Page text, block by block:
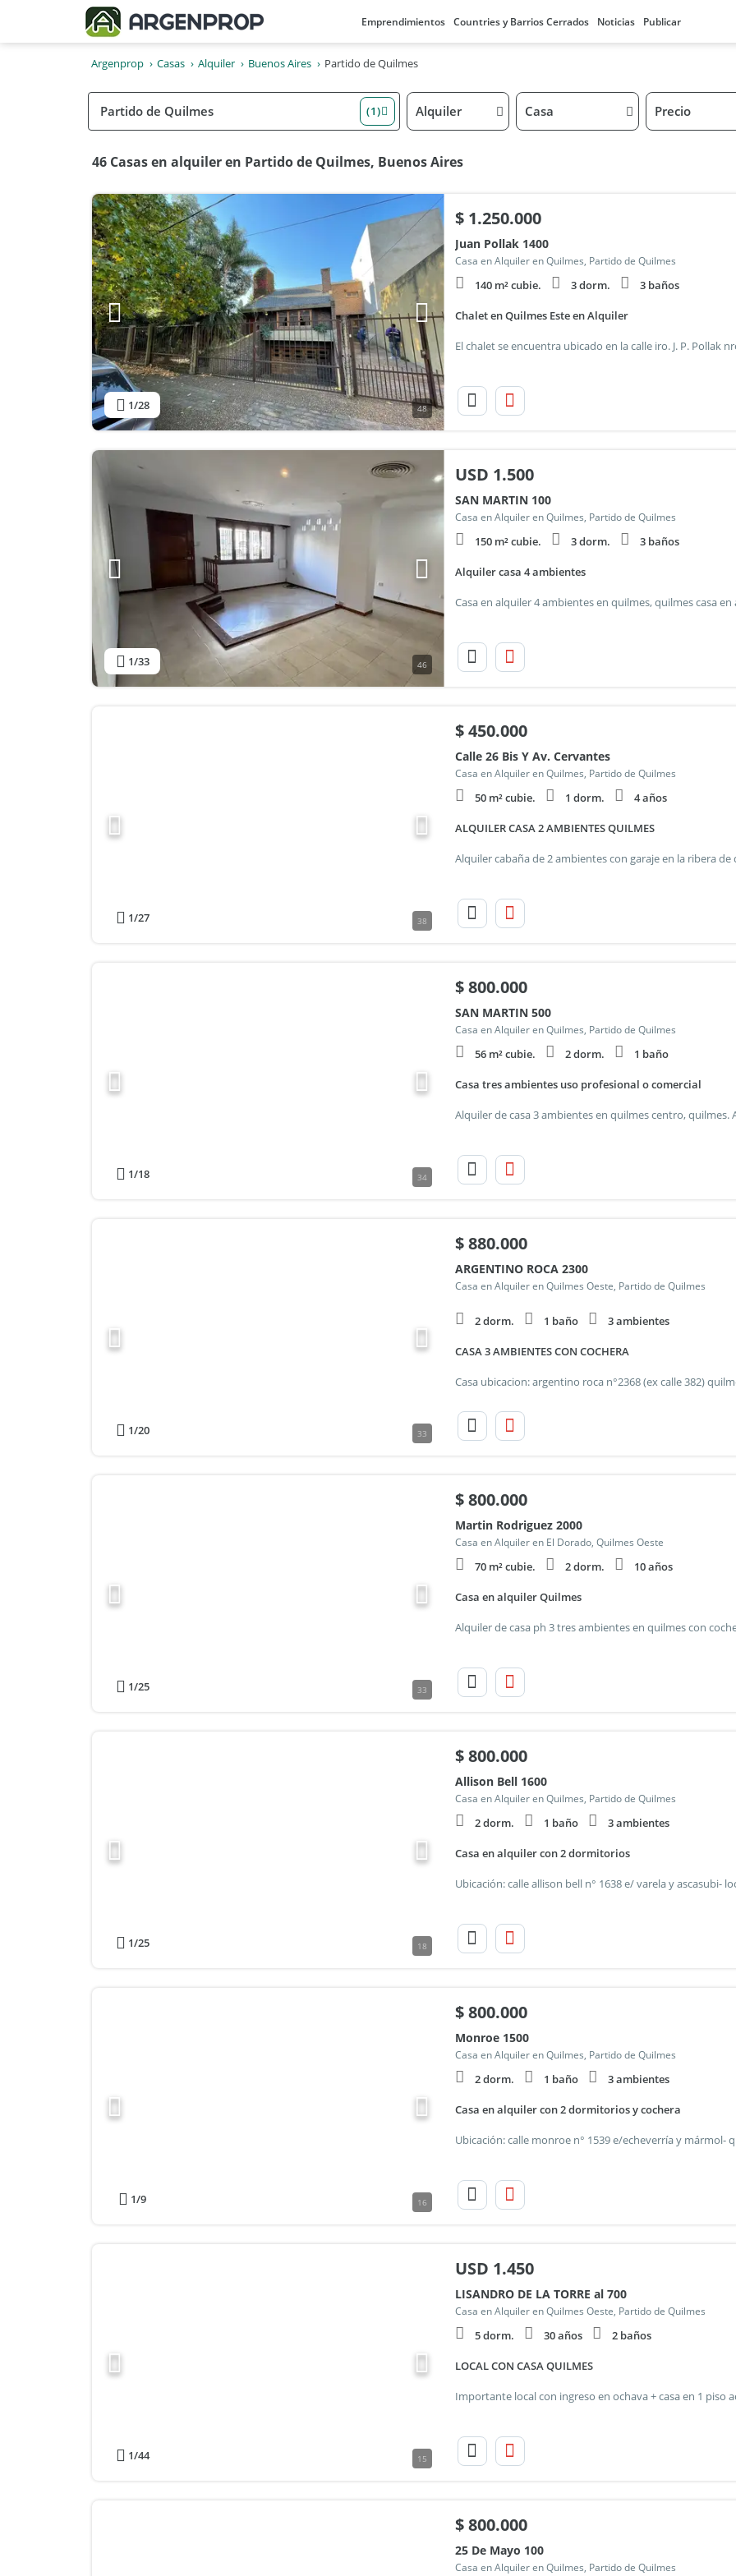
Emprendimientos Countries y Barrios Cerrados Noticias Publicar
Argenprop Casas Alquiler Buenos Aires Partido de Quilmes
(1) Alquiler Casa Precio
46 Casas en alquiler en Partido de Quilmes, Buenos Aires
1/28 48
$1.250.000
Juan Pollak 1400
Casa en Alquiler en Quilmes, Partido de Quilmes
140 m² cubie. 3 dorm. 3 baños
Chalet en Quilmes Este en Alquiler
1/33 46
USD 1.500
SAN MARTIN 100
Casa en Alquiler en Quilmes, Partido de Quilmes
150 m² cubie. 3 dorm. 3 baños
Alquiler casa 4 ambientes
1/27 38
$450.000
Calle 26 Bis Y Av. Cervantes
Casa en Alquiler en Quilmes, Partido de Quilmes
50 m² cubie. 1 dorm. 4 años
ALQUILER CASA 2 AMBIENTES QUILMES
1/18 34
$800.000
SAN MARTIN 500
Casa en Alquiler en Quilmes, Partido de Quilmes
56 m² cubie. 2 dorm. 1 baño
Casa tres ambientes uso profesional o comercial
1/20 33
$880.000
ARGENTINO ROCA 2300
Casa en Alquiler en Quilmes Oeste, Partido de Quilmes
2 dorm. 1 baño 3 ambientes
CASA 3 AMBIENTES CON COCHERA
1/25 33
$800.000
Martin Rodriguez 2000
Casa en Alquiler en El Dorado, Quilmes Oeste
70 m² cubie. 2 dorm. 10 años
Casa en alquiler Quilmes
1/25 18
$800.000
Allison Bell 1600
Casa en Alquiler en Quilmes, Partido de Quilmes
2 dorm. 1 baño 3 ambientes
Casa en alquiler con 2 dormitorios
1/9 16
$800.000
Monroe 1500
Casa en Alquiler en Quilmes, Partido de Quilmes
2 dorm. 1 baño 3 ambientes
Casa en alquiler con 2 dormitorios y cochera
1/44 15
USD 1.450
LISANDRO DE LA TORRE al 700
Casa en Alquiler en Quilmes Oeste, Partido de Quilmes
5 dorm. 30 años 2 baños
LOCAL CON CASA QUILMES
$800.000
25 De Mayo 100
Casa en Alquiler en Quilmes, Partido de Quilmes